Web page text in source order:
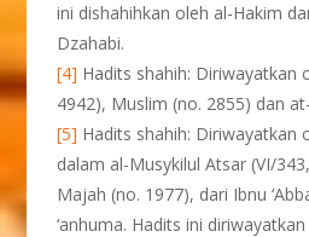
ini dishahihkan oleh al-Hakim
Dzahabi.
[4] Hadits shahih: Diriwayatkan
4942), Muslim (no. 2855) dan
[5] Hadits shahih: Diriwayatkan
dalam al-Musykilul Atsar (VI/
Majah (no. 1977), dari Ibnu
‘anhuma. Hadits ini